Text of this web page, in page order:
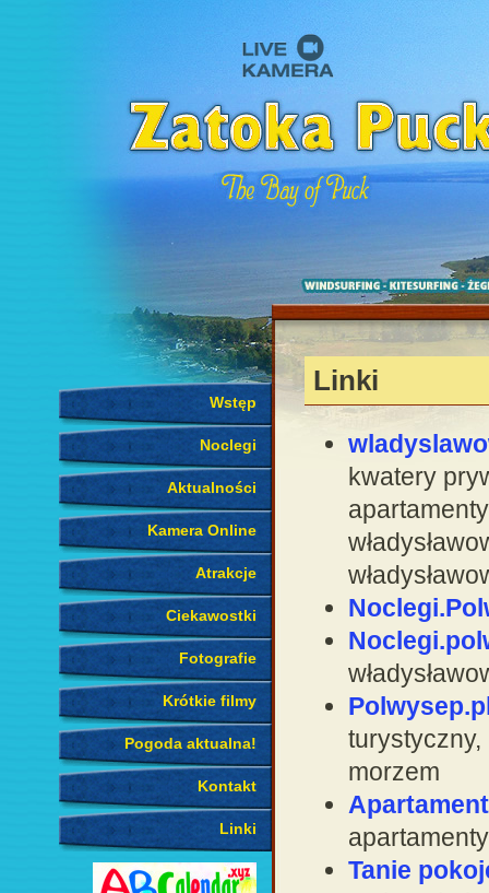
Wstęp
Noclegi
Aktualności
Kamera Online
Atrakcje
Ciekawostki
Fotografie
Krótkie filmy
Pogoda aktualna!
Kontakt
Linki
Linki
kwatery
turystyczny,
morzem
Tanie